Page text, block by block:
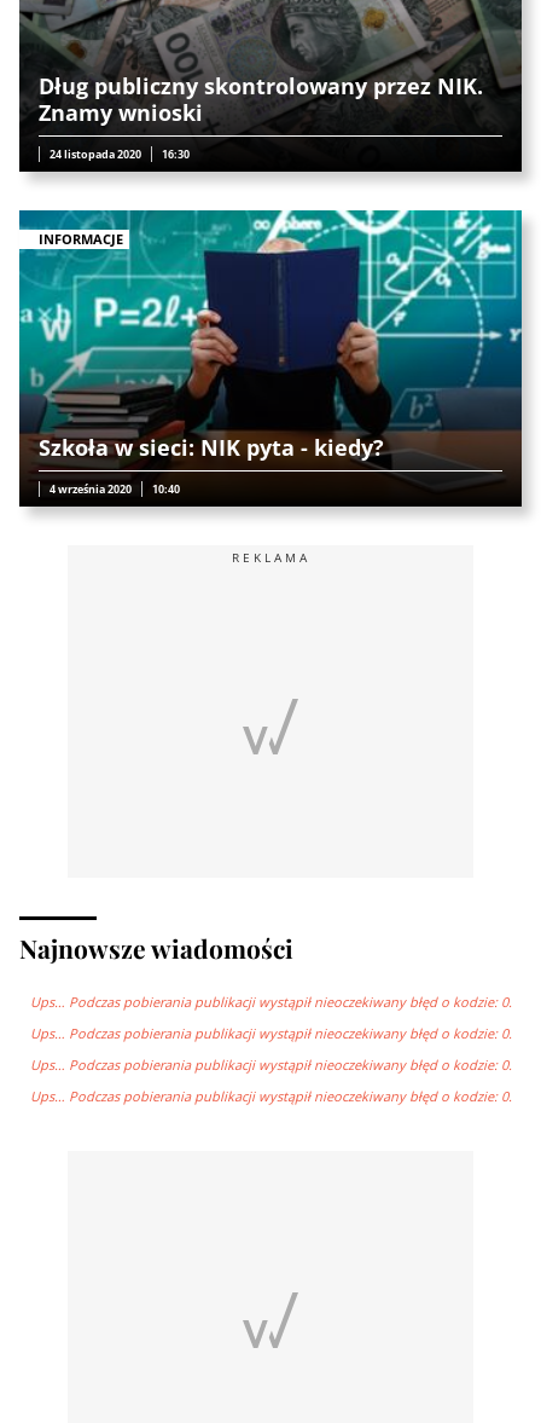
Dług publiczny skontrolowany przez NIK.
Znamy wnioski
24 listopada 2020 16:30
INFORMACJE
Szkoła w sieci: NIK pyta - kiedy?
4 września 2020 10:40
REKLAMA
Najnowsze wiadomości
Ups… Podczas pobierania publikacji wystąpił nieoczekiwany błęd o kodzie: 0.
Ups… Podczas pobierania publikacji wystąpił nieoczekiwany błęd o kodzie: 0.
Ups… Podczas pobierania publikacji wystąpił nieoczekiwany błęd o kodzie: 0.
Ups… Podczas pobierania publikacji wystąpił nieoczekiwany błęd o kodzie: 0.